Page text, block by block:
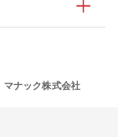
マナック株式会社